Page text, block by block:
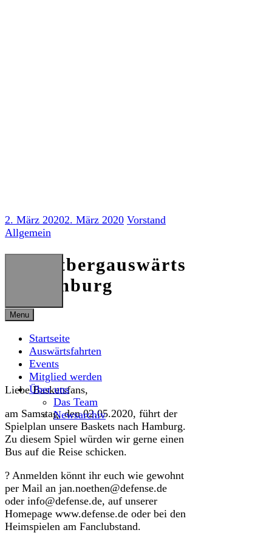
Menu
Startseite
Auswärtsfahrten
Events
Mitglied werden
Über uns
Das Team
Newsarchiv
2. März 20202. März 2020 Vorstand
Allgemein
#Heartbergauswärts
in Hamburg
Liebe Basketsfans,
am Samstag, den 02.05.2020, führt der
Spielplan unsere Baskets nach Hamburg.
Zu diesem Spiel würden wir gerne einen
Bus auf die Reise schicken.
? Anmelden könnt ihr euch wie gewohnt
per Mail an jan.noethen@defense.de
oder info@defense.de, auf unserer
Homepage www.defense.de oder bei den
Heimspielen am Fanclubstand.